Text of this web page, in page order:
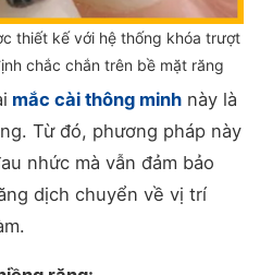
thiết kế với hệ thống khóa trượt
chắc chắn trên bề mặt răng
mắc cài thông minh này là
Từ đó, phương pháp này
nhức mà vẫn đảm bảo
dịch chuyển về vị trí